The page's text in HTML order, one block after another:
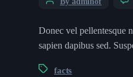
Donec vel pellentesque
sapien dapibus sed.
facts